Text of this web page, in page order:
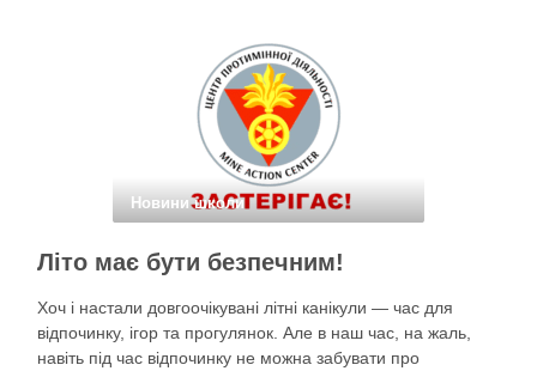
Новини школи
Літо має бути безпечним!
Хоч і настали довгоочікувані літні канікули — час для
відпочинку, ігор та прогулянок. Але в наш час, на жаль,
навіть під час відпочинку не можна забувати про